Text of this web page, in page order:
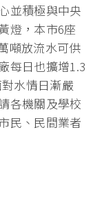
並積極與中央
燈，本市6座
噸放流水可供
每日也擴增1.3
水情日漸嚴
各機關及學校
民、民間業者